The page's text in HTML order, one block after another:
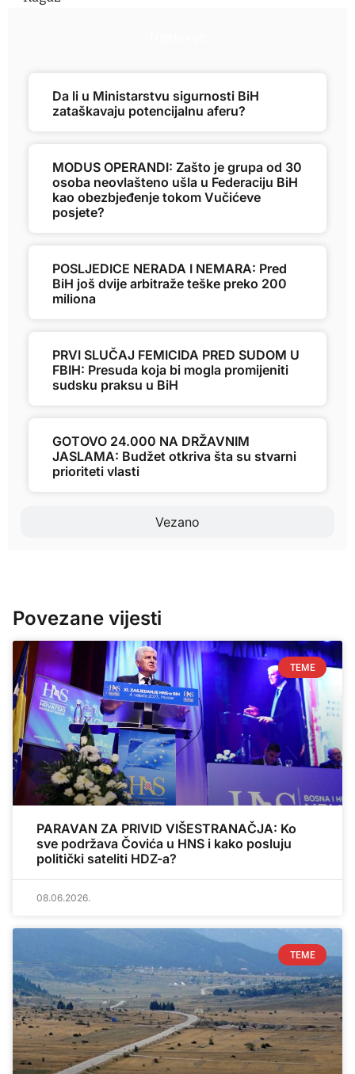
Vezano
Da li u Ministarstvu sigurnosti BiH
zataškavaju potencijalnu aferu?
MODUS OPERANDI: Zašto je grupa od 30
osoba neovlašteno ušla u Federaciju BiH
kao obezbjeđenje tokom Vučićeve
posjete?
POSLJEDICE NERADA I NEMARA: Pred
BiH još dvije arbitraže teške preko 200
miliona
PRVI SLUČAJ FEMICIDA PRED SUDOM U
FBIH: Presuda koja bi mogla promijeniti
sudsku praksu u BiH
GOTOVO 24.000 NA DRŽAVNIM
JASLAMA: Budžet otkriva šta su stvarni
prioriteti vlasti
Povezane vijesti
TEME
PARAVAN ZA PRIVID VIŠESTRANAČJA: Ko
sve podržava Čovića u HNS i kako posluju
politički sateliti HDZ-a?
08.06.2026.
TEME